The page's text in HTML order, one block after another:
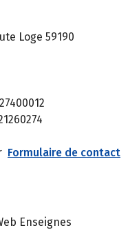
Loge 59190
Formulaire de contact
Enseignes